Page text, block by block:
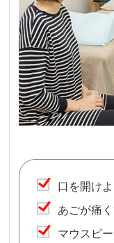
口を開け
あごが痛
マウスピ